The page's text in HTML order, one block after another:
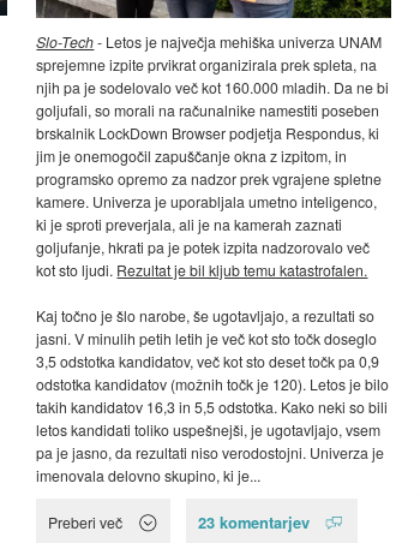
Slo-Tech- Letos je največja mehiška univerza UNAM
sprejemne izpite prvikrat organizirala prek spleta, na
njih pa je sodelovalo več kot 160.000 mladih. Da ne bi
goljufali, so morali na računalnike namestiti poseben
brskalnik LockDown Browser podjetja Respondus, ki
jim je onemogočil zapuščanje okna z izpitom, in
programsko opremo za nadzor prek vgrajene spletne
kamere. Univerza je uporabljala umetno inteligenco,
ki je sproti preverjala, ali je na kamerah zaznati
goljufanje, hkrati pa je potek izpita nadzorovalo več
kot sto ljudi. Rezultat je bil kljub temu katastrofalen.
Kaj točno je šlo narobe, še ugotavljajo, a rezultati so
jasni. V minulih petih letih je več kot sto točk doseglo
3,5 odstotka kandidatov, več kot sto deset točk pa 0,9
odstotka kandidatov (možnih točk je 120). Letos je bilo
takih kandidatov 16,3 in 5,5 odstotka. Kako neki so bili
letos kandidati toliko uspešnejši, je ugotavljajo, vsem
pa je jasno, da rezultati niso verodostojni. Univerza je
imenovala delovno skupino, ki je...
Preberi več 23 komentarjev